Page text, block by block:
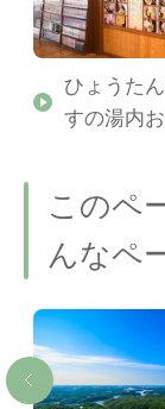
ひょうた
すの湯内お
このペ
んなペ